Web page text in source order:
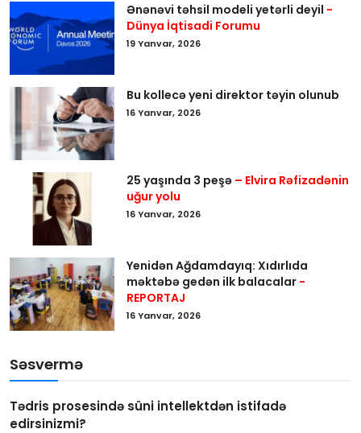
Ənənəvi təhsil modeli yetərli deyil -
Dünya İqtisadi Forumu
19 Yanvar, 2026
Bu kollecə yeni direktor təyin olunub
16 Yanvar, 2026
25 yaşında 3 peşə – Elvira Rəfizadənin
uğur yolu
16 Yanvar, 2026
Yenidən Ağdamdayıq: Xıdırlıda
məktəbə gedən ilk balacalar -
REPORTAJ
16 Yanvar, 2026
Səsvermə
Tədris prosesində süni intellektdən istifadə
edirsinizmi?